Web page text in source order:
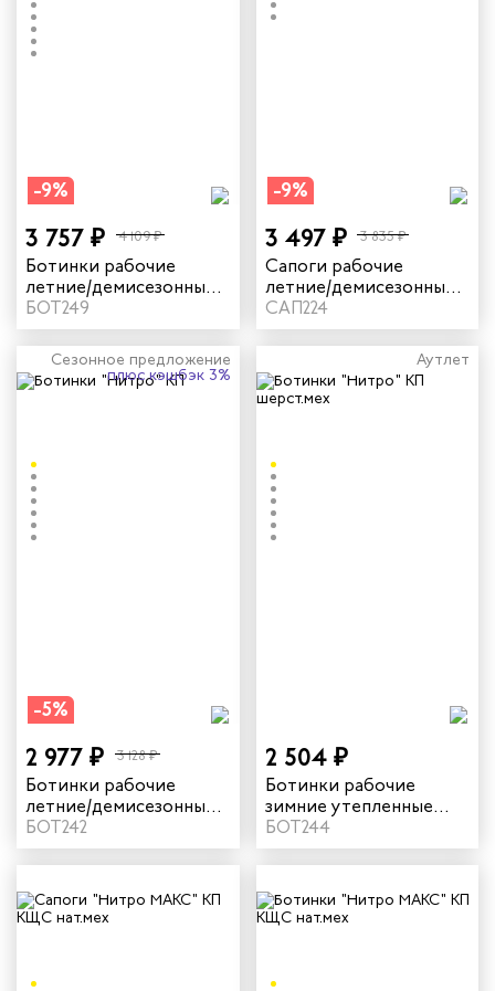
-9%
3 757 ₽ 4 109 ₽
Ботинки рабочие
летние/демисезонные
"Нитро" с КП для
сварщика цвет черный
БОТ249
-9%
3 497 ₽ 3 835 ₽
Сапоги рабочие
летние/демисезонные
"Нитро" с КП цвет
черный
САП224
Сезонное предложение
плюс кэшбэк 3%
-5%
2 977 ₽ 3 128 ₽
Ботинки рабочие
летние/демисезонные
"Нитро" с КП цвет
черный
БОТ242
Аутлет
2 504 ₽
Ботинки рабочие
зимние утепленные
"Нитро" с КП цвет
черный
БОТ244